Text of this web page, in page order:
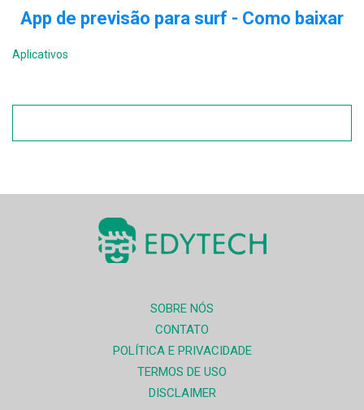
App de previsão para surf - Como baixar
Aplicativos
SOBRE NÓS
CONTATO
POLÍTICA E PRIVACIDADE
TERMOS DE USO
DISCLAIMER